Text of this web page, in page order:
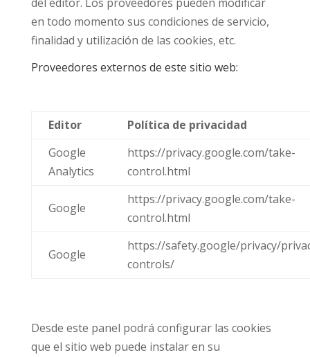
en todo momento sus condiciones de servicio,
finalidad y utilización de las cookies, etc.
Proveedores externos de este sitio web:
Editor
Política de privacidad
Google
Analytics
https://privacy.google.com/take-
control.html
Google
https://privacy.google.com/take-
control.html
Google
https://safety.google/privacy/
controls/
Desde este panel podrá configurar las cookies
que el sitio web puede instalar en su